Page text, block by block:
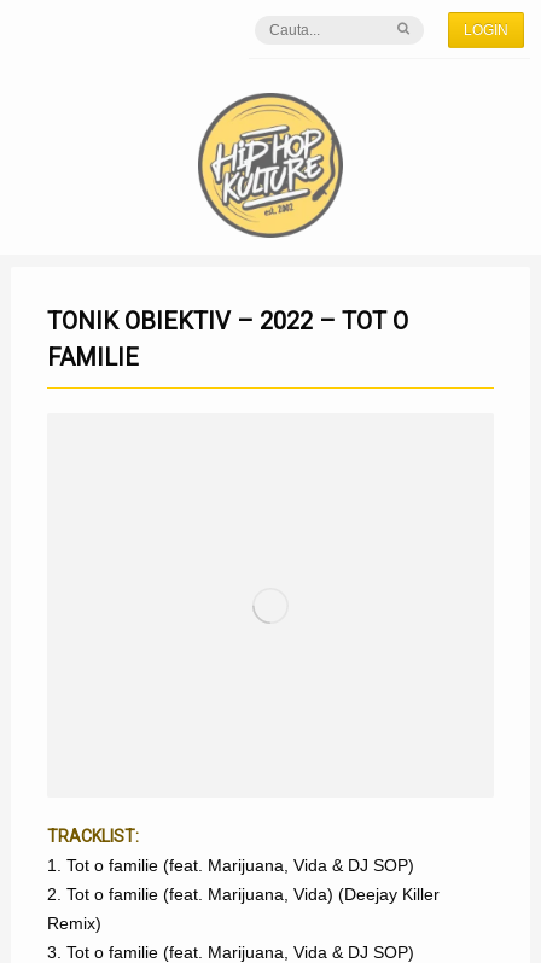
LOGIN
TONIK OBIEKTIV – 2022 – TOT O
FAMILIE
TRACKLIST:
1. Tot o familie (feat. Marijuana, Vida & DJ SOP)
2. Tot o familie (feat. Marijuana, Vida) (Deejay Killer
Remix)
3. Tot o familie (feat. Marijuana, Vida & DJ SOP)